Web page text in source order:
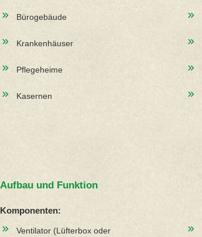
Bürogebäude
Krankenhäuser
Pflegeheime
Kasernen
Aufbau und Funktion
Komponenten:
Ventilator (Lüfterbox oder